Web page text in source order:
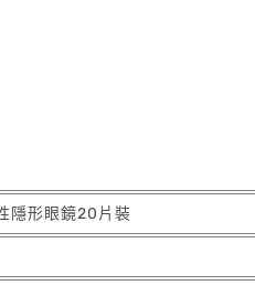
隱形眼鏡20片裝